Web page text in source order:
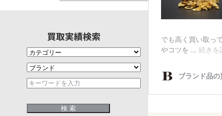
買取実績検索